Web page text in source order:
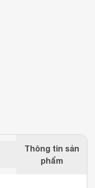
Thông tin sản
phẩm